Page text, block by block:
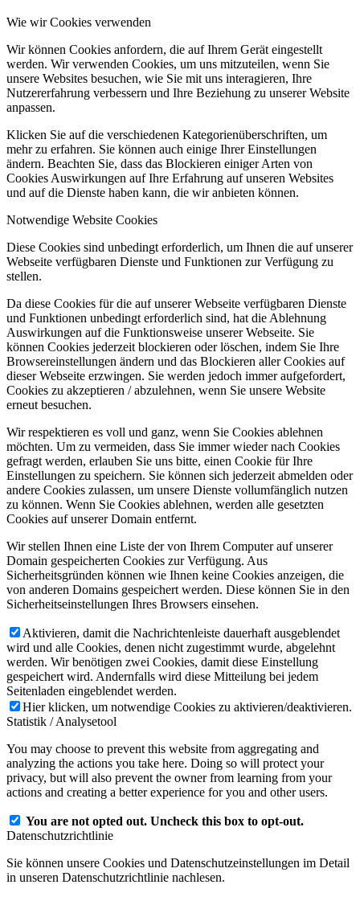
Wie wir Cookies verwenden
Wir können Cookies anfordern, die auf Ihrem Gerät eingestellt
werden. Wir verwenden Cookies, um uns mitzuteilen, wenn Sie
unsere Websites besuchen, wie Sie mit uns interagieren, Ihre
Nutzererfahrung verbessern und Ihre Beziehung zu unserer Website
anpassen.
Klicken Sie auf die verschiedenen Kategorienüberschriften, um
mehr zu erfahren. Sie können auch einige Ihrer Einstellungen
ändern. Beachten Sie, dass das Blockieren einiger Arten von
Cookies Auswirkungen auf Ihre Erfahrung auf unseren Websites
und auf die Dienste haben kann, die wir anbieten können.
Notwendige Website Cookies
Diese Cookies sind unbedingt erforderlich, um Ihnen die auf unserer
Webseite verfügbaren Dienste und Funktionen zur Verfügung zu
stellen.
Da diese Cookies für die auf unserer Webseite verfügbaren Dienste
und Funktionen unbedingt erforderlich sind, hat die Ablehnung
Auswirkungen auf die Funktionsweise unserer Webseite. Sie
können Cookies jederzeit blockieren oder löschen, indem Sie Ihre
Browsereinstellungen ändern und das Blockieren aller Cookies auf
dieser Webseite erzwingen. Sie werden jedoch immer aufgefordert,
Cookies zu akzeptieren / abzulehnen, wenn Sie unsere Website
erneut besuchen.
Wir respektieren es voll und ganz, wenn Sie Cookies ablehnen
möchten. Um zu vermeiden, dass Sie immer wieder nach Cookies
gefragt werden, erlauben Sie uns bitte, einen Cookie für Ihre
Einstellungen zu speichern. Sie können sich jederzeit abmelden oder
andere Cookies zulassen, um unsere Dienste vollumfänglich nutzen
zu können. Wenn Sie Cookies ablehnen, werden alle gesetzten
Cookies auf unserer Domain entfernt.
Wir stellen Ihnen eine Liste der von Ihrem Computer auf unserer
Domain gespeicherten Cookies zur Verfügung. Aus
Sicherheitsgründen können wie Ihnen keine Cookies anzeigen, die
von anderen Domains gespeichert werden. Diese können Sie in den
Sicherheitseinstellungen Ihres Browsers einsehen.
Aktivieren, damit die Nachrichtenleiste dauerhaft ausgeblendet
wird und alle Cookies, denen nicht zugestimmt wurde, abgelehnt
werden. Wir benötigen zwei Cookies, damit diese Einstellung
gespeichert wird. Andernfalls wird diese Mitteilung bei jedem
Seitenladen eingeblendet werden.
Hier klicken, um notwendige Cookies zu aktivieren/deaktivieren.
Statistik / Analysetool
You may choose to prevent this website from aggregating and
analyzing the actions you take here. Doing so will protect your
privacy, but will also prevent the owner from learning from your
actions and creating a better experience for you and other users.
You are not opted out. Uncheck this box to opt-out.
Datenschutzrichtlinie
Sie können unsere Cookies und Datenschutzeinstellungen im Detail
in unseren Datenschutzrichtlinie nachlesen.